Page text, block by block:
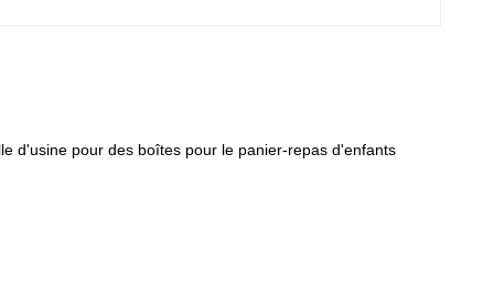
d'usine pour des boîtes pour le panier-repas d'enfants